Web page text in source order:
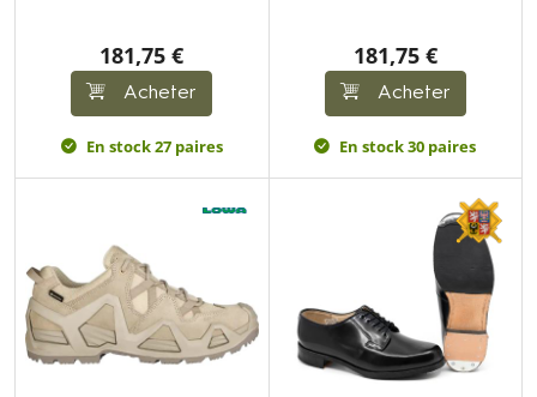
181,75 €
Acheter
En stock 27 paires
181,75 €
Acheter
En stock 30 paires